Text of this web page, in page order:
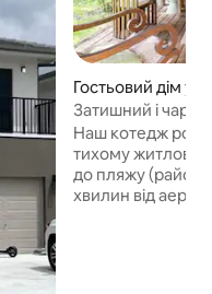
Гостьовий дім у
ne Park
Затишний і
будиночок
Наш котедж
тихому
до пляжу (район
хвилин від